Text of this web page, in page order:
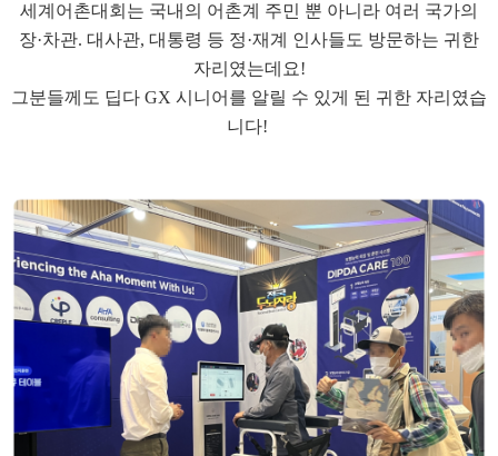
세계어촌대회는 국내의 어촌계 주민 뿐 아니라 여러 국가의
장·차관. 대사관, 대통령 등 정·재계 인사들도 방문하는 귀한
자리였는데요!
그분들께도 딥다 GX 시니어를 알릴 수 있게 된 귀한 자리였습
니다!